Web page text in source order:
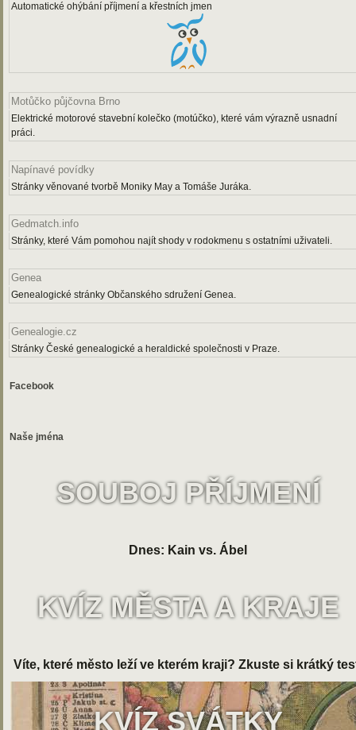
Automatické ohýbání příjmení a křestních jmen
Motůčko půjčovna Brno
Elektrické motorové stavební kolečko (motúčko), které vám výrazně usnadní
práci.
Napínavé povídky
Stránky věnované tvorbě Moniky May a Tomáše Juráka.
Gedmatch.info
Stránky, které Vám pomohou najít shody v rodokmenu s ostatními uživateli.
Genea
Genealogické stránky Občanského sdružení Genea.
Genealogie.cz
Stránky České genealogické a heraldické společnosti v Praze.
Facebook
Naše jména
SOUBOJ PŘÍJMENÍ
Dnes: Kain vs. Ábel
KVÍZ MĚSTA A KRAJE
Víte, které město leží ve kterém kraji? Zkuste si krátký
KVÍZ SVÁTKY